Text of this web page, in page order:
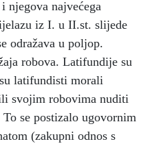
njegova najvećega
iz I. u II.st. slijede
odražava u poljop.
robova. Latifundije su
latifundisti morali
svojim robovima nuditi
se postizalo ugovornim
(zakupni odnos s